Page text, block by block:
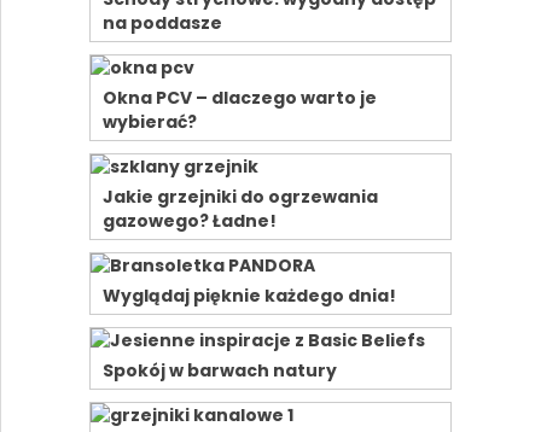
na poddasze
Okna PCV – dlaczego warto je
wybierać?
Jakie grzejniki do ogrzewania
gazowego? Ładne!
Wyglądaj pięknie każdego dnia!
Spokój w barwach natury